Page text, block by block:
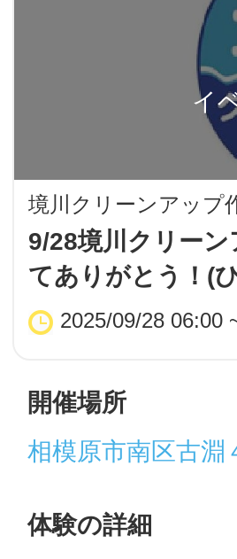
イ
境川クリーンアップ
9/28境川クリー
てありがとう！(
2025/09/28 06:00
LINE
SMS
開催場所
相模原市南区古淵
体験の詳細
加盟
地域